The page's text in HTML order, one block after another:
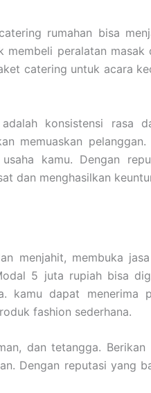
rumahan bisa
peralatan masak
catering untuk acara
konsistensi rasa
memuaskan
kamu. Dengan
dan menghasilkan
menjahit, membuka
5 juta rupiah bisa
kamu dapat menerima
fashion sederhana.
dan tetangga.
Dengan reputasi yang